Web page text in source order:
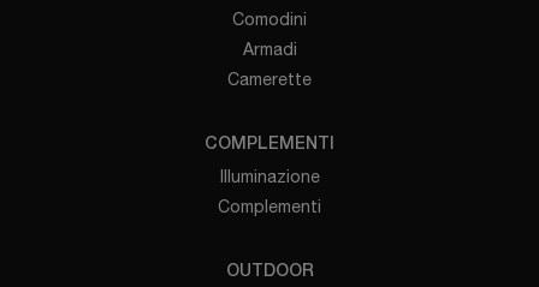
Comodini
Armadi
Camerette
COMPLEMENTI
Illuminazione
Complementi
OUTDOOR